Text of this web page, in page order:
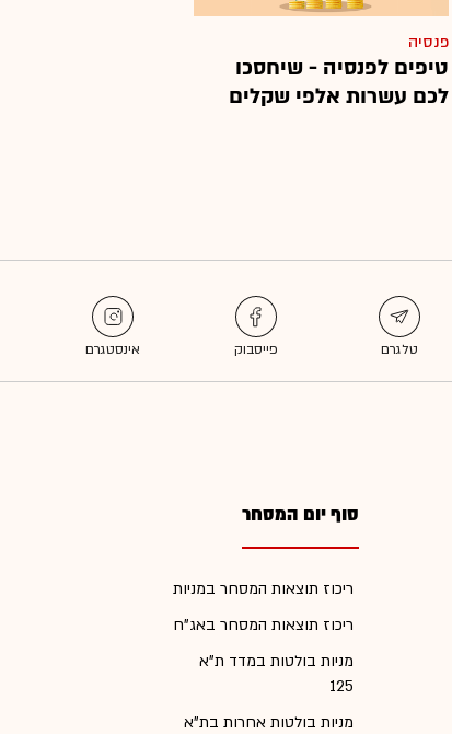
פנסיה
טיפים לפנסיה - שיחסכו
לכם עשרות אלפי שקלים
סוף יום המסחר
ריכוז תוצאות המסחר במניות
ריכוז תוצאות המסחר באג"ח
מניות בולטות במדד ת"א
125
מניות בולטות אחרות בת"א